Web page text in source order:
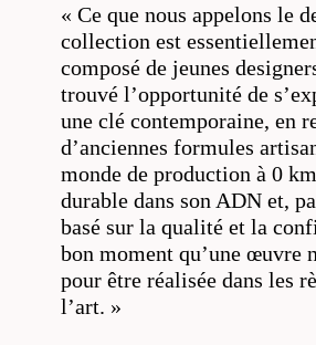
« Ce que nous appelons le
collection est
composé de jeunes
trouvé l’opportunité de
une clé contemporaine, en
d’anciennes formules
monde de production à 0
durable dans son ADN et,
basé sur la qualité et la
bon moment qu’une œuvre
pour être réalisée dans les
l’art. »